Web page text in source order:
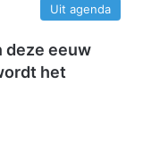
Uit agenda
deze eeuw
het